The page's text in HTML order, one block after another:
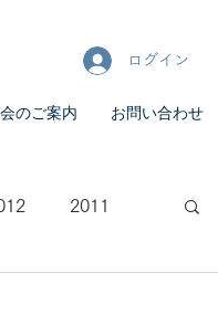
ログイン
のご案内 お問い合わせ
2011